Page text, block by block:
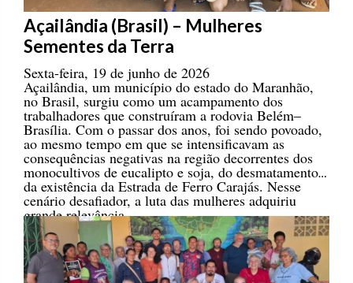
Açailândia (Brasil) – Mulheres
Sementes da Terra
Sexta-feira, 19 de junho de 2026
Açailândia, um município do estado do Maranhão,
no Brasil, surgiu como um acampamento dos
trabalhadores que construíram a rodovia Belém–
Brasília. Com o passar dos anos, foi sendo povoado,
ao mesmo tempo em que se intensificavam as
consequências negativas na região decorrentes dos
monocultivos de eucalipto e soja, do desmatamento e
da existência da Estrada de Ferro Carajás. Nesse
cenário desafiador, a luta das mulheres adquiriu
grande relevância.